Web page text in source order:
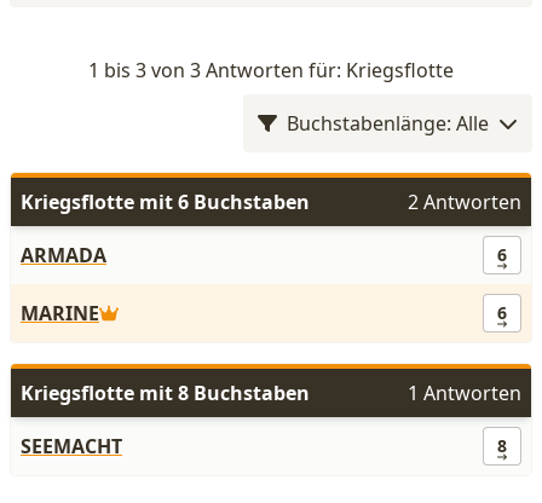
1 bis 3 von 3 Antworten für: Kriegsflotte
Buchstabenlänge: Alle
Kriegsflotte mit 6 Buchstaben
2 Antworten
ARMADA
6
MARINE 6
Kriegsflotte mit 8 Buchstaben
1 Antworten
SEEMACHT
8